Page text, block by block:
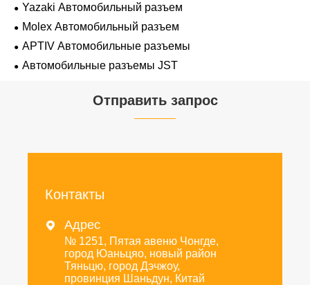
Yazaki Автомобильный разъем
Molex Автомобильный разъем
APTIV Автомобильные разъемы
Автомобильные разъемы JST
Отправить запрос
Контакты
 Адрес
№ 1251, Пятая авеню Чонгде,
город Юаньцяо, новый район
Тяньцю, город Дэчжоу,
провинция Шаньдун, Китай